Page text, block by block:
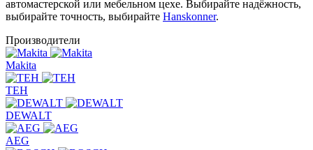
автомастерской или мебельном цехе. Выбирайте надёжность,
выбирайте точность, выбирайте Hanskonner.
Производители
Makita
TEH
DEWALT
AEG